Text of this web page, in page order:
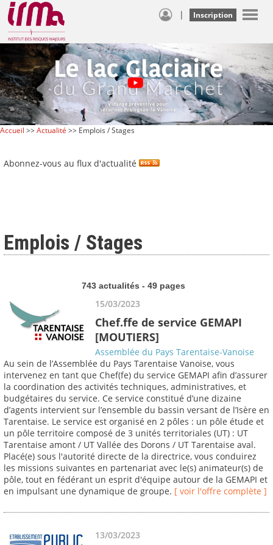
| Inscription
Accueil >>Actualité >> Emplois / Stages
Abonnez-vous au flux d'actualité
Emplois / Stages
743 actualités - 49 pages
15/03/2023
Chef.ffe de service GEMAPI
[MOUTIERS]
Assemblée du Pays Tarentaise-Vanoise
Au sein de l’Assemblée du Pays Tarentaise Vanoise, vous
intervenez en tant que Chef(fe) du service GEMAPI afin d’assurer
la coordination des activités techniques, administratives, et
budgétaires du service. Ce service constitué d’une dizaine
d’agents intervient sur l’ensemble du bassin versant de l’Isère en
Tarentaise. Le service est organisé en 2 pôles : un pôle étude et
un pôle territoire composé de 3 unités territoriales (UT) : UT
Tarentaise amont / UT Vallée des Dorons / UT Tarentaise aval.
Placé(e) sous l'autorité directe de la directrice, vous conduirez
les missions suivantes en partenariat avec le(s) animateur(s) de
pôle, tout en fédérant un esprit d'équipe autour de la GEMAPI et
en impulsant une dynamique de groupe. [ voir l'offre complète ]
13/03/2023